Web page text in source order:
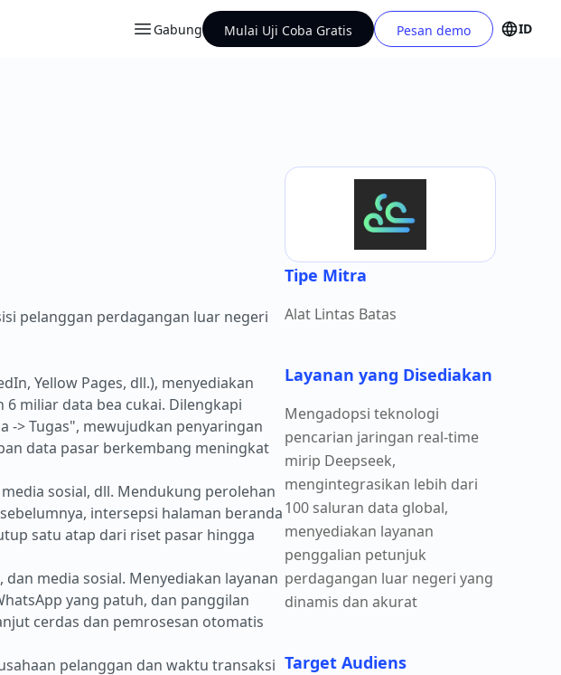
Gabung Mulai Uji Coba Gratis Pesan demo ID
pelanggan perdagangan luar negeri
Yellow Pages, dll.), menyediakan
miliar data bea cukai. Dilengkapi
-> Tugas", mewujudkan penyaringan
data pasar berkembang meningkat
sosial, dll. Mendukung perolehan
intersepsi halaman beranda
satu atap dari riset pasar hingga
media sosial. Menyediakan layanan
yang patuh, dan panggilan
cerdas dan pemrosesan otomatis
pelanggan dan waktu transaksi
Tipe Mitra
Alat Lintas Batas
Layanan yang Disediakan
Mengadopsi teknologi
pencarian jaringan real-time
mirip Deepseek,
mengintegrasikan lebih dari
100 saluran data global,
menyediakan layanan
penggalian petunjuk
perdagangan luar negeri yang
dinamis dan akurat
Target Audiens